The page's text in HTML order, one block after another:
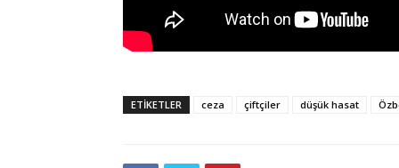
ETIKETLER ceza çiftçiler düşük hasat